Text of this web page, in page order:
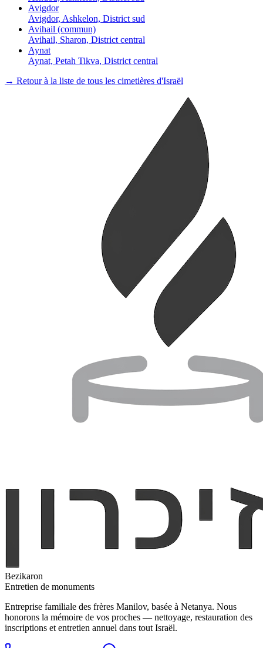
Avigdor
Avigdor, Ashkelon, District sud
Avihail (commun)
Avihail, Sharon, District central
Aynat
Aynat, Petah Tikva, District central
→ Retour à la liste de tous les cimetières d'Israël
Bezikaron
Entretien de monuments
Entreprise familiale des frères Manilov, basée à Netanya. Nous
honorons la mémoire de vos proches — nettoyage, restauration des
inscriptions et entretien annuel dans tout Israël.